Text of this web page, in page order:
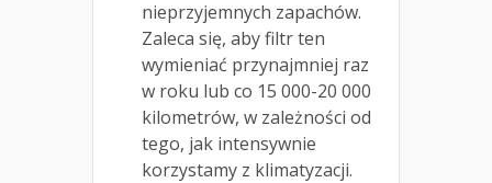
nieprzyjemnych zapachów.
Zaleca się, aby filtr ten
wymieniać przynajmniej raz
w roku lub co 15 000-20 000
kilometrów, w zależności od
tego, jak intensywnie
korzystamy z klimatyzacji.